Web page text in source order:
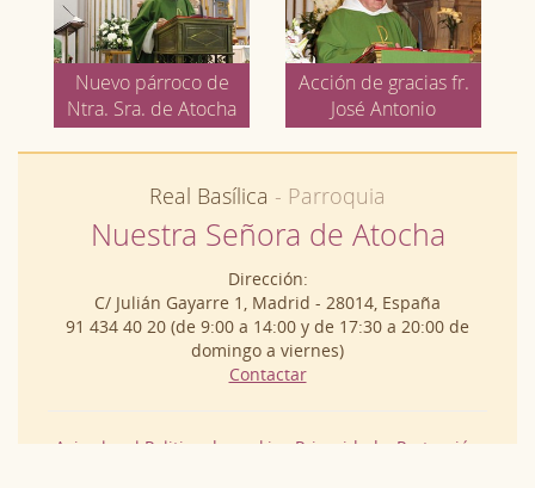
Nuevo párroco de
Ntra. Sra. de Atocha
Acción de gracias fr.
José Antonio
Real Basílica - Parroquia
Nuestra Señora de Atocha
Dirección:
C/ Julián Gayarre 1, Madrid - 28014, España
91 434 40 20 (de 9:00 a 14:00 y de 17:30 a 20:00 de
domingo a viernes)
Contactar
Aviso legal Politica de cookies
Privacidad y Protección